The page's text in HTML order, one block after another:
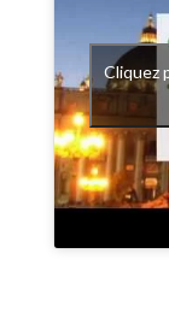
Cliquez